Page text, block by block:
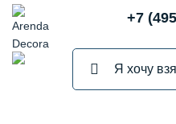
+7